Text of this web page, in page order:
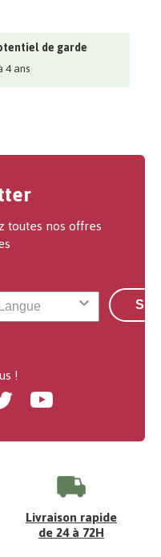
de garde
4 ans
toutes nos offres
!
Twitter Youtube
Livraison rapide
de 24 à 72H